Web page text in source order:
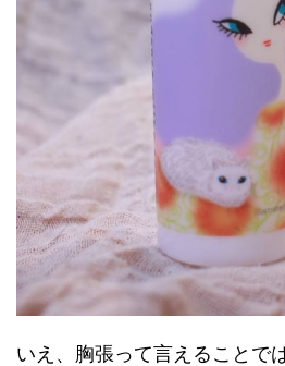
いえ、胸張って言えることで